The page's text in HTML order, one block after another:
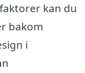
kan du
bakom
i